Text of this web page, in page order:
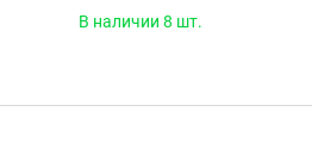
В наличии 8 шт.